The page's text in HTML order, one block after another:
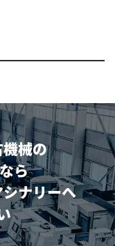
械の
ら
ナリーへ